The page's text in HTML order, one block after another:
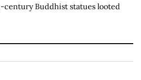
century Buddhist statues looted